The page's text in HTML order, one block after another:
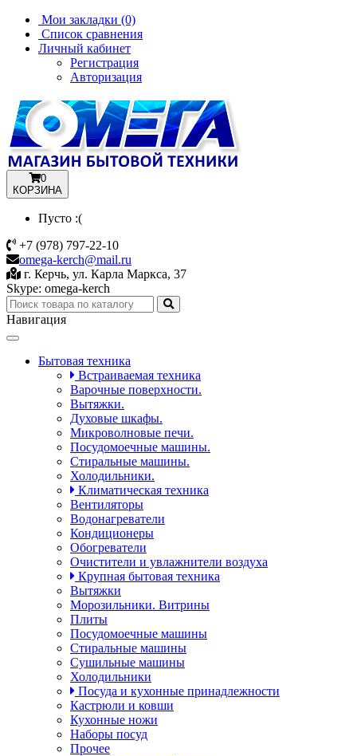
Мои закладки (0)
Список сравнения
Личный кабинет
Регистрация
Авторизация
0
КОРЗИНА
Пусто :(
+7 (978) 797-22-10
omega-kerch@mail.ru
г. Керчь, ул. Карла Маркса, 37
Skype: omega-kerch
Навигация
Toggle
navigationБытовая техника
Встраиваемая техника
Варочные поверхности.
Вытяжки.
Духовые шкафы.
Микроволновые печи.
Посудомоечные машины.
Стиральные машины.
Холодильники.
Климатическая техника
Вентиляторы
Водонагреватели
Кондиционеры
Обогреватели
Очистители и увлажнители воздуха
Крупная бытовая техника
Вытяжки
Морозильники. Витрины
Плиты
Посудомоечные машины
Стиральные машины
Сушильные машины
Холодильники
Посуда и кухонные принадлежности
Кастрюли и ковши
Кухонные ножи
Наборы посуд
Прочее